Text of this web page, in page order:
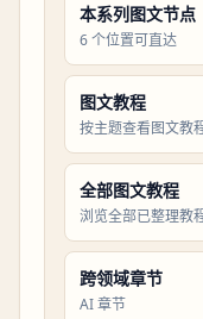
本系列图文节点
6 个位置可直达
图文教程
按主题查看图文教
全部图文教程
浏览全部已整理教
跨领域章节
AI 章节